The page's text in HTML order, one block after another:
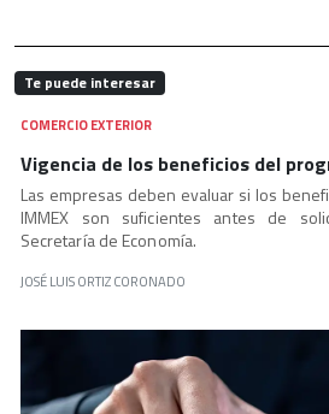
Te puede interesar
COMERCIO EXTERIOR
Vigencia de los beneficios del
Las empresas deben evaluar si los
IMMEX son suficientes antes de
Secretaría de Economía.
JOSÉ LUIS ORTIZ CORONADO